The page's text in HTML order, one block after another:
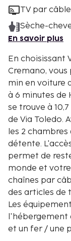
TV par
Sèche-
En savoir plus
En choisissant
Cremano,
min en voiture
à 6 minutes de
se trouve à
de Via Toledo.
les 2
détente.
permet de
monde et
chaînes par
des articles de
Les
l'hébergement
et un fer / une